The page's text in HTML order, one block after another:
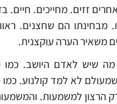
זזים. מחייכים. חיים.
מבחינתו הם שחצנים.
משאיר הערה עוקצנית.
מה שיש לאדם היושב.
לא למד קולנוע.
הרצון למשמעות.